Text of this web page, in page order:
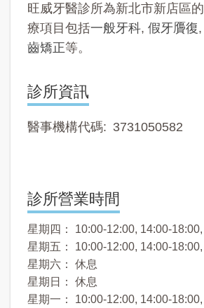
旺威牙醫診所為新北市新店區
療項目包括一般牙科, 假牙贗復,
齒矯正等。
診所資訊
醫事機構代碼 3731050582
診所營業時間
星期四： 10:00-12:00, 14:00-
星期五： 10:00-12:00, 14:00-
星期六： 休息
星期日： 休息
星期一： 10:00-12:00, 14:00-